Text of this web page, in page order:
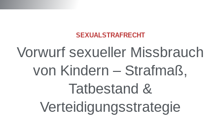
SEXUALSTRAFRECHT
Vorwurf sexueller Missbrauch
von Kindern – Strafmaß,
Tatbestand &
Verteidigungsstrategie